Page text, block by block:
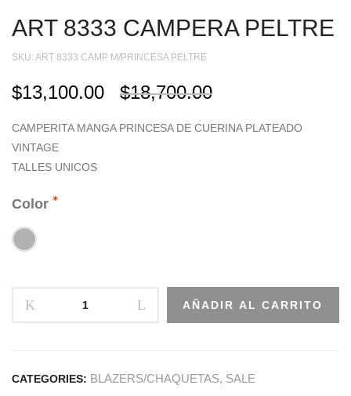
ART 8333 CAMPERA PELTRE
SKU: ART 8333 CAMP M/PRINCESA PELTRE
$18,700.00
$13,100.00
CAMPERITA MANGA PRINCESA DE CUERINA PLATEADO
VINTAGE
TALLES UNICOS
Color
AÑADIR AL CARRITO
CATEGORIES: BLAZERS/CHAQUETAS, SALE